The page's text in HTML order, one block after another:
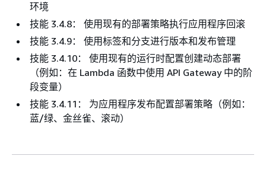
环境
技能 3.4.8： 使用现有的部署策略执行应用程序回滚
技能 3.4.9： 使用标签和分支进行版本和发布管理
技能 3.4.10： 使用现有的运行时配置创建动态部署
（例如：在 Lambda 函数中使用 API Gateway 中的阶
段变量）
技能 3.4.11： 为应用程序发布配置部署策略（例如：
蓝/绿、金丝雀、滚动）